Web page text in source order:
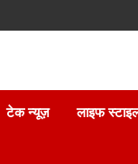
टेक न्यूज़ लाइफ